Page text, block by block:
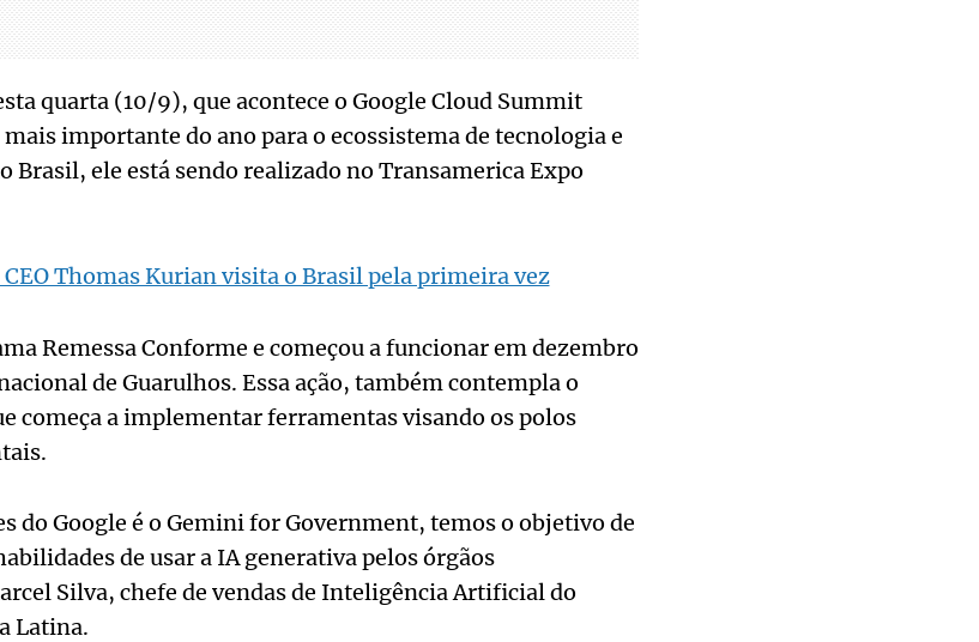
quarta (10/9), que acontece o Google Cloud Summit
importante do ano para o ecossistema de tecnologia e
Brasil, ele está sendo realizado no Transamerica Expo
Thomas Kurian visita o Brasil pela primeira vez
Remessa Conforme e começou a funcionar em dezembro
de Guarulhos. Essa ação, também contempla o
começa a implementar ferramentas visando os polos
do Google é o Gemini for Government, temos o objetivo de
de usar a IA generativa pelos órgãos
Silva, chefe de vendas de Inteligência Artificial do
Latina.